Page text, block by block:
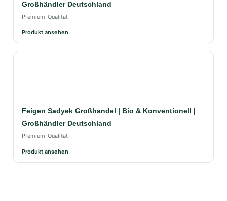
Großhändler Deutschland
Premium-Qualität
Produkt ansehen
Feigen Sadyek Großhandel | Bio & Konventionell |
Großhändler Deutschland
Premium-Qualität
Produkt ansehen